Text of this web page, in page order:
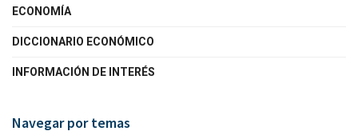
ECONOMÍA
DICCIONARIO ECONÓMICO
INFORMACIÓN DE INTERÉS
Navegar por temas